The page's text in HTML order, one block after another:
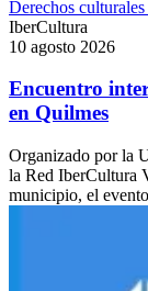
Derechos culturales
IberCultura
10 agosto 2026
Encuentro
en Quilmes
Organizado por la
la Red IberCultura
municipio, el